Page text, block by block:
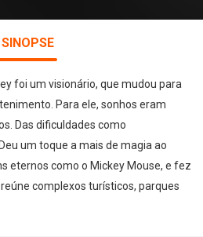
SINOPSE
foi um visionário, que mudou para
Para ele, sonhos eram
Das dificuldades como
um toque a mais de magia ao
eternos como o Mickey Mouse, e fez
complexos turísticos, parques